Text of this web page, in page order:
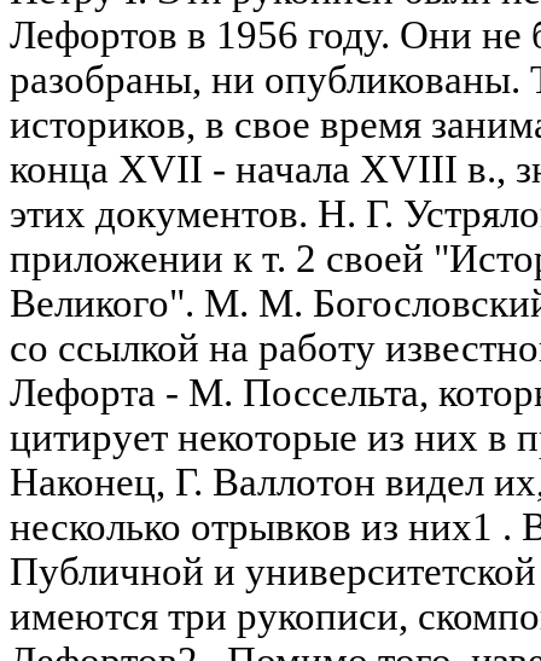
Лефортов в 1956 году. Они
разобраны, ни опубликованы.
историков, в свое время
конца XVII - начала XVIII в.,
этих документов. Н. Г.
приложении к т. 2 своей
Великого". М. М.
со ссылкой на работу
Лефорта - М. Поссельта,
цитирует некоторые из них в
Наконец, Г. Валлотон видел
несколько отрывков из них1 .
Публичной и
имеются три рукописи,